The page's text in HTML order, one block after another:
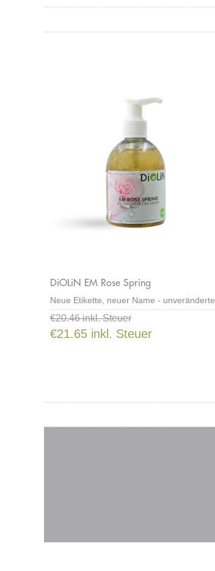
DiOLiN EM Rose Spring
Neue Etikette, neuer Name - unveränderte
Rezeptur
€20.46 inkl. Steuer
€21.65 inkl. Steuer